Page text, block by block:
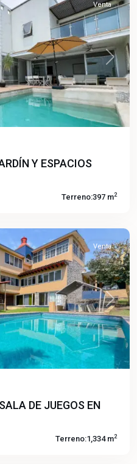
Next
Venta
Y ESPACIOS
Terreno:397 m2
Next
Venta
DE JUEGOS EN
Terreno:1,334 m2